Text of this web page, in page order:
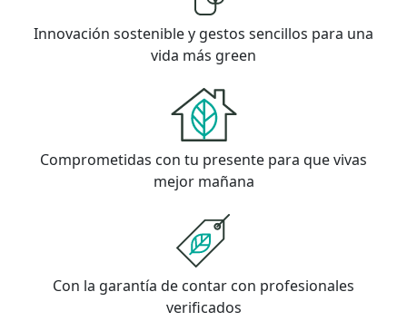
Innovación sostenible y gestos sencillos para una
vida más green
Comprometidas con tu presente para que vivas
mejor mañana
Con la garantía de contar con profesionales
verificados